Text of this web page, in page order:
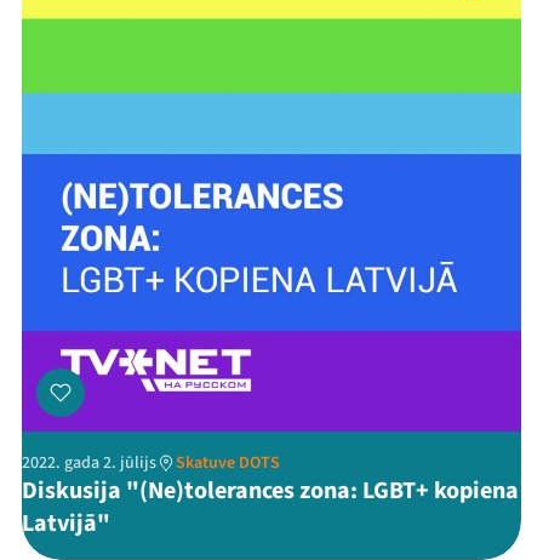
2022. gada 2. jūlijs Skatuve DOTS
Diskusija "(Ne)tolerances zona: LGBT+ kopiena
Latvijā"